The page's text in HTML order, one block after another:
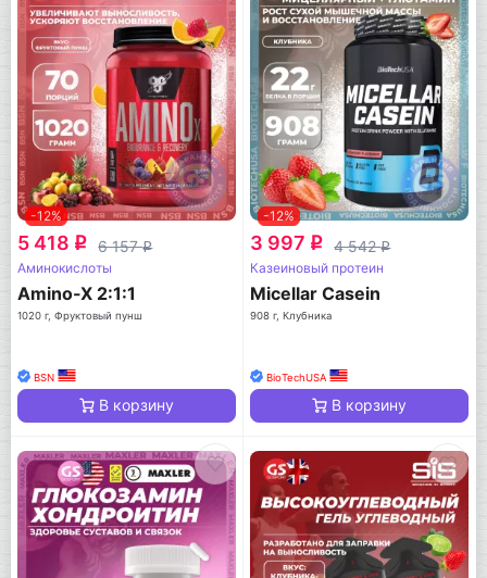
-12%
5 418 q 6 157q
Аминокислоты
Amino-X 2:1:1
1020 г, Фруктовый пунш
BSN
В корзину
-12%
3 997 q 4 542q
Казеиновый протеин
Micellar Casein
908 г, Клубника
BioTechUSA
В корзину